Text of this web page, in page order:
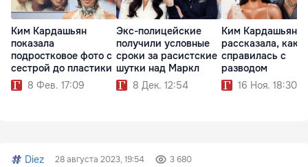
Ким Кардашьян
показала
подростковое фото с
сестрой до пластики
8 Фев. 17:09
Экс-полицейские
получили условные
сроки за расистские
шутки над Маркл
8 Дек. 12:54
Ким Кардашьян
рассказала, как
справилась с
разводом
16 Ноя. 18:30
Diez 28 августа 2023, 19:54 3 680